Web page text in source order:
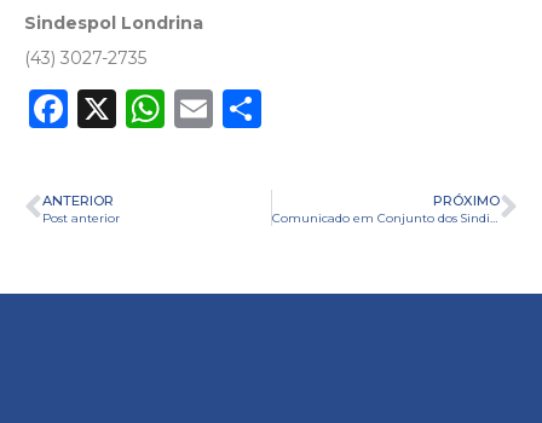
Sindespol Londrina
(43) 3027-2735
Facebook
X WhatsApp
Email
ANTERIOR
Post anterior
PRÓXIMO